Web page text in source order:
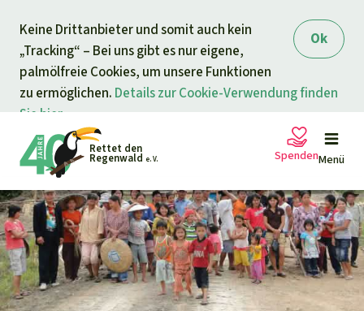
Ok
Keine Drittanbieter und somit auch kein
„Tracking“ – Bei uns gibt es nur eigene,
palmölfreie Cookies, um unsere Funktionen
zu ermöglichen. Details zur Cookie-Verwendung finden
Sie hier.
springen
Rettet den
Regenwald e. V. Menü
Petitionen
Projekte
Spenden
Ihre Spende hilft
Allgemeine Spende